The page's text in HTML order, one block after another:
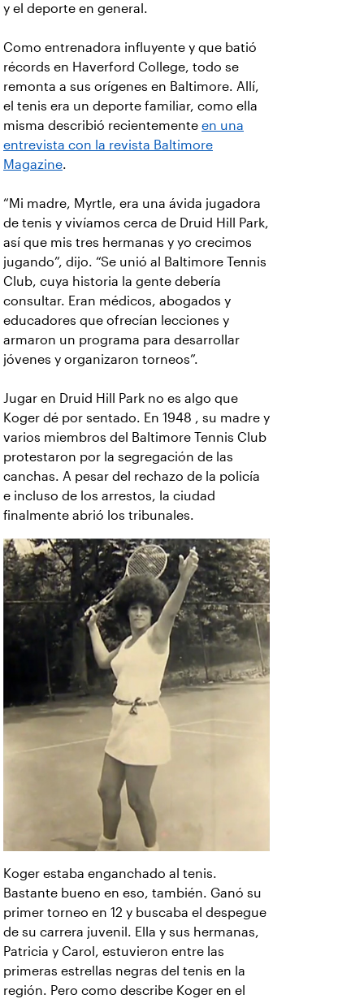
y el deporte en general.
Como entrenadora influyente y que batió
récords en Haverford College, todo se
remonta a sus orígenes en Baltimore. Allí,
el tenis era un deporte familiar, como ella
misma describió recientemente en una
entrevista con la revista Baltimore
Magazine.
“Mi madre, Myrtle, era una ávida jugadora
de tenis y vivíamos cerca de Druid Hill Park,
así que mis tres hermanas y yo crecimos
jugando”, dijo. “Se unió al Baltimore Tennis
Club, cuya historia la gente debería
consultar. Eran médicos, abogados y
educadores que ofrecían lecciones y
armaron un programa para desarrollar
jóvenes y organizaron torneos”.
Jugar en Druid Hill Park no es algo que
Koger dé por sentado. En 1948 , su madre y
varios miembros del Baltimore Tennis Club
protestaron por la segregación de las
canchas. A pesar del rechazo de la policía
e incluso de los arrestos, la ciudad
finalmente abrió los tribunales.
Koger estaba enganchado al tenis.
Bastante bueno en eso, también. Ganó su
primer torneo en 12 y buscaba el despegue
de su carrera juvenil. Ella y sus hermanas,
Patricia y Carol, estuvieron entre las
primeras estrellas negras del tenis en la
región. Pero como describe Koger en el